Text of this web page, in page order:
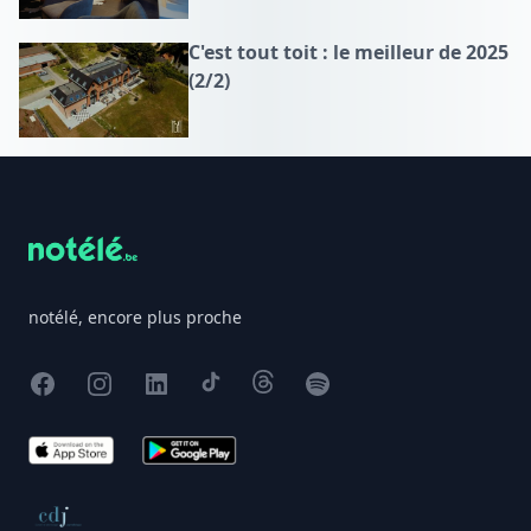
C'est tout toit : le meilleur de 2025
(2/2)
notélé, encore plus proche
FacebookInstagram
X TikTokThreadsSpotify
App Store Google Play
Conseil de déontologie journalistique